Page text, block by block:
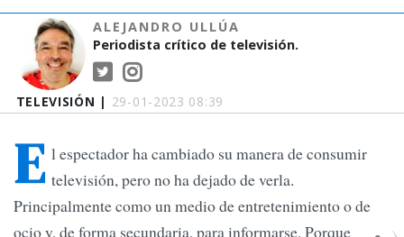
TELEVISIÓN | 29-01-2023 08:39
ALEJANDRO ULLÚA
Periodista crítico de televisión.
E l espectador ha cambiado su manera de consumir
televisión, pero no ha dejado de verla.
Principalmente como un medio de entretenimiento o de
ocio y, de forma secundaria, para informarse. Porque